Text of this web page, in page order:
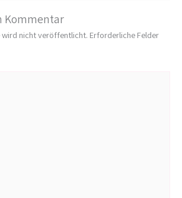
Kommentar
wird nicht veröffentlicht. Erforderliche Felder